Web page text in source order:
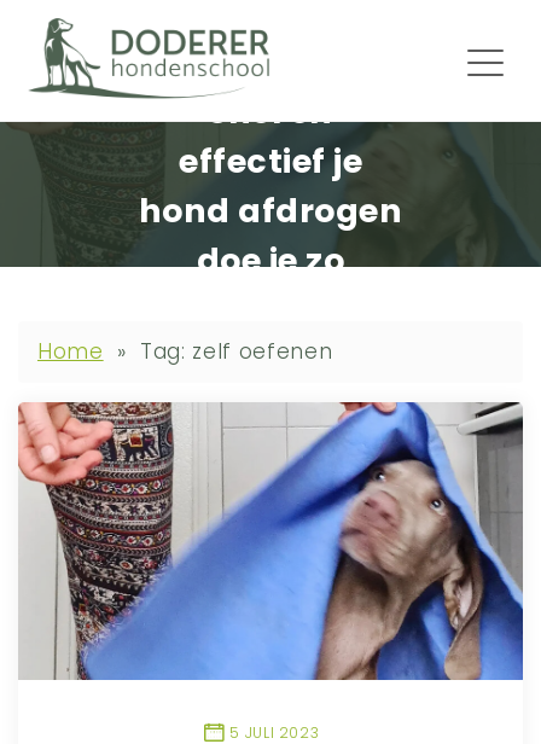
Snel en
effectief je
hond afdrogen
doe je zo
Home » Tag: zelf oefenen
5 JULI 2023